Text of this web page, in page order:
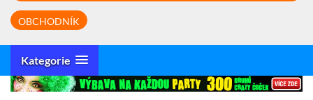
OBCHODNÍK
Kategorie